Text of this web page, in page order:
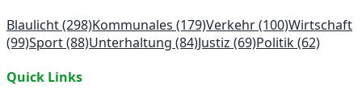
Blaulicht(298)Kommunales (179)Verkehr(100)Wirtschaft
(99)Sport(88)Unterhaltung (84)Justiz (69)Politik(62)
Quick Links